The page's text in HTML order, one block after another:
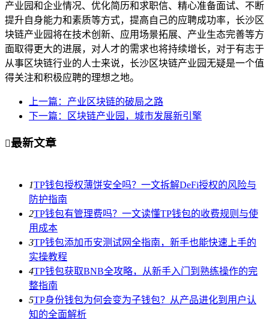
产业园和企业情况、优化简历和求职信、精心准备面试、不断
提升自身能力和素质等方式，提高自己的应聘成功率，长沙区
块链产业园将在技术创新、应用场景拓展、产业生态完善等方
面取得更大的进展，对人才的需求也将持续增长，对于有志于
从事区块链行业的人士来说，长沙区块链产业园无疑是一个值
得关注和积极应聘的理想之地。
上一篇：产业区块链的破局之路
下一篇：区块链产业园，城市发展新引擎
最新文章
1TP钱包授权薄饼安全吗？一文拆解DeFi授权的风险与
防护指南
2TP钱包有管理费吗？一文读懂TP钱包的收费规则与使
用成本
3TP钱包添加币安测试网全指南，新手也能快速上手的
实操教程
4TP钱包获取BNB全攻略，从新手入门到熟练操作的完
整指南
5TP身份钱包为何会变为子钱包？从产品进化到用户认
知的全面解析